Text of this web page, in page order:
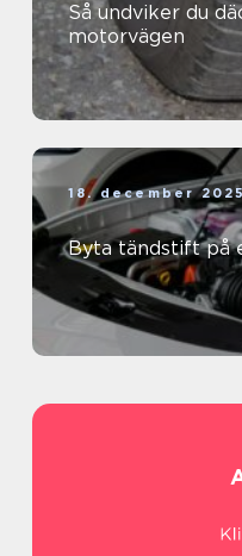
Så undviker du
motorvägen
18. december
Byta tändstift på